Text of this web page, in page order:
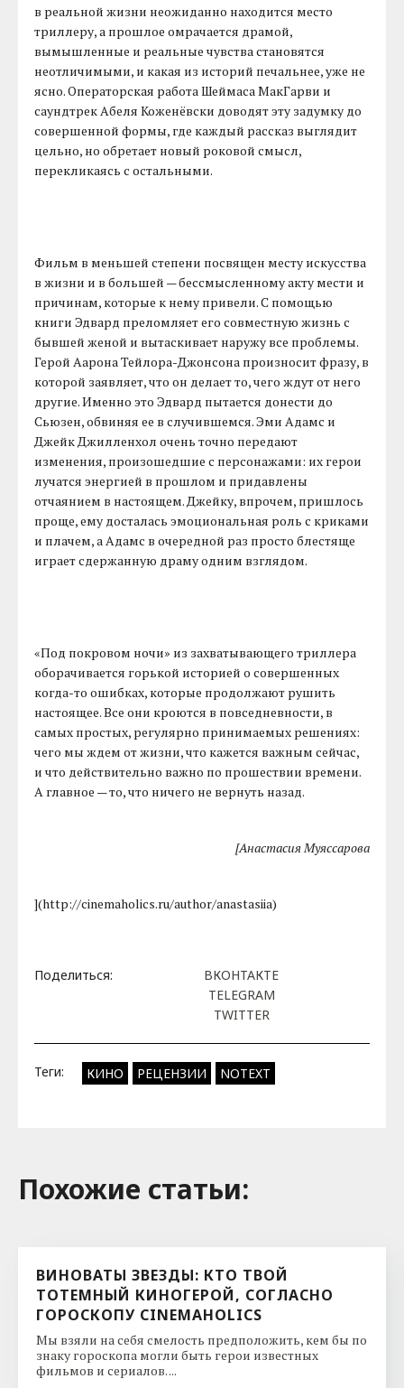
в реальной жизни неожиданно находится место
триллеру, а прошлое омрачается драмой,
вымышленные и реальные чувства становятся
неотличимыми, и какая из историй печальнее, уже не
ясно. Операторская работа Шеймаса МакГарви и
саундтрек Абеля Коженёвски доводят эту задумку до
совершенной формы, где каждый рассказ выглядит
цельно, но обретает новый роковой смысл,
перекликаясь с остальными.
Фильм в меньшей степени посвящен месту искусства
в жизни и в большей — бессмысленному акту мести и
причинам, которые к нему привели. С помощью
книги Эдвард преломляет его совместную жизнь с
бывшей женой и вытаскивает наружу все проблемы.
Герой Аарона Тейлора-Джонсона произносит фразу, в
которой заявляет, что он делает то, чего ждут от него
другие. Именно это Эдвард пытается донести до
Сьюзен, обвиняя ее в случившемся. Эми Адамс и
Джейк Джилленхол очень точно передают
изменения, произошедшие с персонажами: их герои
лучатся энергией в прошлом и придавлены
отчаянием в настоящем. Джейку, впрочем, пришлось
проще, ему досталась эмоциональная роль с криками
и плачем, а Адамс в очередной раз просто блестяще
играет сдержанную драму одним взглядом.
«Под покровом ночи» из захватывающего триллера
оборачивается горькой историей о совершенных
когда-то ошибках, которые продолжают рушить
настоящее. Все они кроются в повседневности, в
самых простых, регулярно принимаемых решениях:
чего мы ждем от жизни, что кажется важным сейчас,
и что действительно важно по прошествии времени.
А главное — то, что ничего не вернуть назад.
[Анастасия Муяссарова
](http://cinemaholics.ru/author/anastasiia)
Поделиться:
ВКОНТАКТЕ
TELEGRAM
TWITTER
Теги: КИНО РЕЦЕНЗИИ NOTEXT
Похожие cтатьи:
ВИНОВАТЫ ЗВЕЗДЫ: КТО ТВОЙ
ТОТЕМНЫЙ КИНОГЕРОЙ, СОГЛАСНО
ГОРОСКОПУ CINEMAHOLICS
Мы взяли на себя смелость предположить, кем бы по
знаку гороскопа могли быть герои известных
фильмов и сериалов. ...